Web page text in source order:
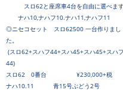
スロ62と座席車4台を自由に選べます
ナハ10,ナハフ10.ナハ11,ナハフ11
◎ニセコセット スロ62500 一台作りまし
た。
(スロ62+スハフ44+スハ45+スハ45+スハフ
44)
スロ62 0番台
¥230,000+税
ナハ10.11 青15号ぶどう2号